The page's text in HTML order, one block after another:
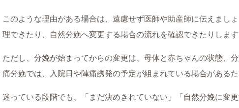
このような理由がある場合は、遠慮せず医師や助産師に伝えまし
理できたり、自然分娩へ変更する場合の流れを確認できたりします
ただし、分娩が始まってからの変更は、母体と赤ちゃんの状態、
痛分娩では、入院日や陣痛誘発の予定が組まれている場合がある
迷っている段階でも、「まだ決めきれていない」「自然分娩に変